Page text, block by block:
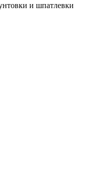
и шпатлевки